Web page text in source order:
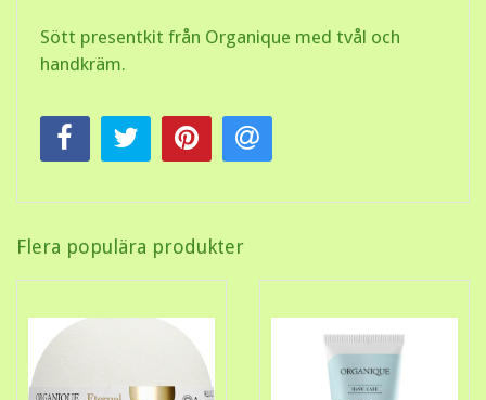
Sött presentkit från Organique med tvål och
handkräm.
Flera populära produkter